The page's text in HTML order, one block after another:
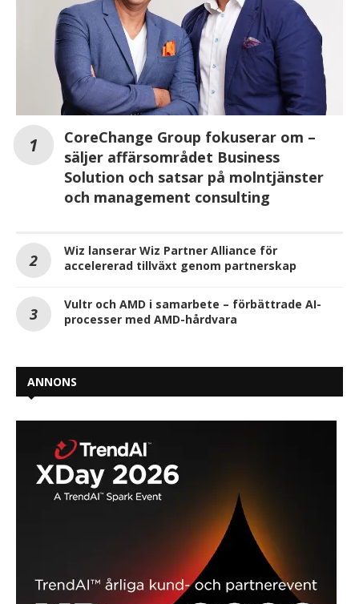
CoreChange Group fokuserar om –
säljer affärsområdet Business
Solution och satsar på molntjänster
och management consulting
Wiz lanserar Wiz Partner Alliance för
accelererad tillväxt genom partnerskap
Vultr och AMD i samarbete – förbättrade AI-
processer med AMD-hårdvara
ANNONS